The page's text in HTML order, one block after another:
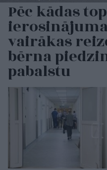
Pēc kādas
vairākas
bērna
pabalstu